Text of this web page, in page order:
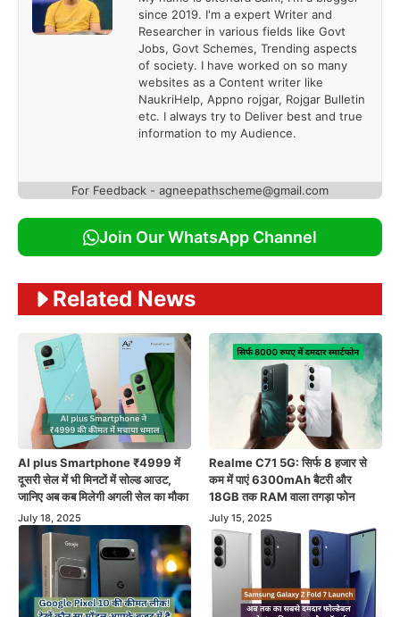
since 2019. I'm a expert Writer and
Researcher in various fields like Govt
Jobs, Govt Schemes, Trending aspects
of society. I have worked on so many
websites as a Content writer like
NaukriHelp, Appno rojgar, Rojgar Bulletin
etc. I always try to Deliver best and true
information to my Audience.
For Feedback - agneepathscheme@gmail.com
Join Our WhatsApp Channel
Related News
AI plus Smartphone ₹4999 में
दूसरी सेल में भी मिनटों में सोल्ड आउट,
जानिए अब कब मिलेगी अगली सेल का मौका
July 18, 2025
Realme C71 5G: सिर्फ 8 हजार से
कम में पाएं 6300mAh बैटरी और
18GB तक RAM वाला तगड़ा फोन
July 15, 2025